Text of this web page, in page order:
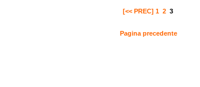
[<< PREC] 1 2 3
Pagina precedente